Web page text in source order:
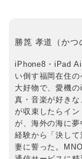
勝箆 孝道（かつ
iPhone8・iPad
い倒す福岡在住
大好物で、愛機
真・音楽が好き
が収束したらイ
が、海外の海に
経験から「決し
妻に誓った。